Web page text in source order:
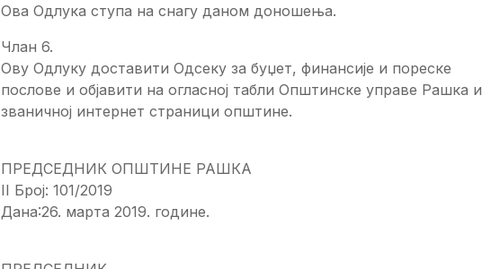
Ова Одлука ступа на снагу даном доношења.
Члан 6.
Ову Одлуку доставити Одсеку за буџет, финансије и пореске
послове и објавити на огласној табли Општинске управе Рашка и
званичној интернет страници општине.
ПРЕДСЕДНИК ОПШТИНЕ РАШКА
II Број: 101/2019
Дана:26. марта 2019. године.